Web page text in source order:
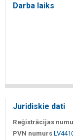
Darba laiks
Juridiskie dati
Reģistrācijas
PVN numurs